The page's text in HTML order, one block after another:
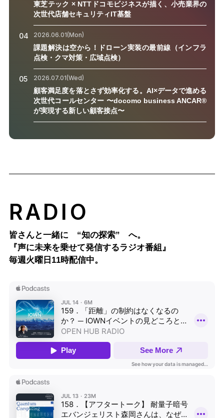
東芝テック × NTTドコモビジネスが描く、小売業界の
次世代店舗セキュリティIT基盤
04 2026.06.01(Mon)
課題解決は空から！ドローン実装の最前線（インフラ
点検・クマ対策・広域点検）
05 2026.07.01(Wed)
顧客満足度を落とさず効率化する。AI×データで進める
次世代コールセンター 〜docomo business ANCAR®
が実現する新しい顧客接点〜
RADIO
皆さんと一緒に “知の探索” へ。
『声に未来を乗せて発信するラジオ番組』
毎週火曜日11時配信中。